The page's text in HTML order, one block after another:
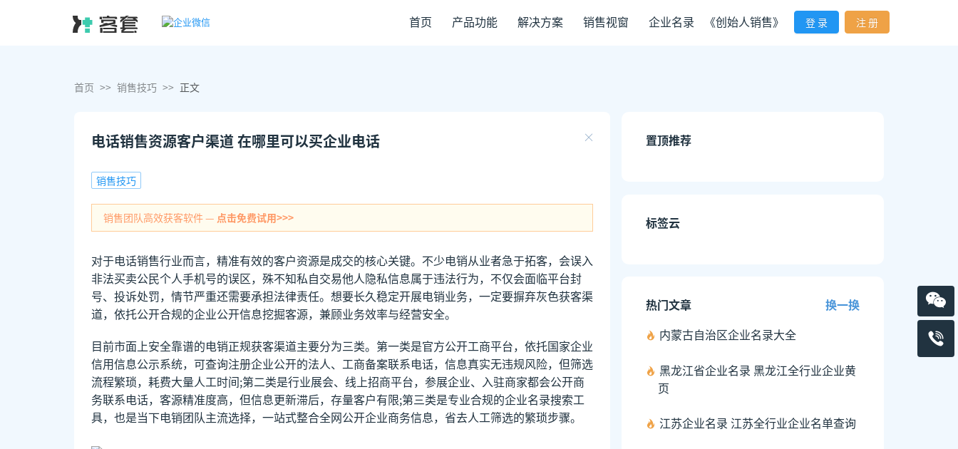
首页 产品功能 解决方案 销售视窗 企业名录 《创始人销售》 登 录 注 册
首页 >> 销售技巧 >> 正文
电话销售资源客户渠道 在哪里可以买企业电话
销售技巧
销售团队高效获客软件 — 点击免费试用>>>
对于电话销售行业而言，精准有效的客户资源是成交的核心关键。不少电销从业者急于拓客，会误入
非法买卖公民个人手机号的误区，殊不知私自交易他人隐私信息属于违法行为，不仅会面临平台封
号、投诉处罚，情节严重还需要承担法律责任。想要长久稳定开展电销业务，一定要摒弃灰色获客渠
道，依托公开合规的企业公开信息挖掘客源，兼顾业务效率与经营安全。
目前市面上安全靠谱的电销正规获客渠道主要分为三类。第一类是官方公开工商平台，依托国家企业
信用信息公示系统，可查询注册企业公开的法人、工商备案联系电话，信息真实无违规风险，但筛选
流程繁琐，耗费大量人工时间;第二类是行业展会、线上招商平台，参展企业、入驻商家都会公开商
务联系电话，客源精准度高，但信息更新滞后，存量客户有限;第三类是专业合规的企业名录搜索工
具，也是当下电销团队主流选择，一站式整合全网公开企业商务信息，省去人工筛选的繁琐步骤。
置顶推荐
标签云
热门文章
换一换
内蒙古自治区企业名录大全
黑龙江省企业名录 黑龙江全行业企业黄
页
江苏企业名录 江苏全行业企业名单查询